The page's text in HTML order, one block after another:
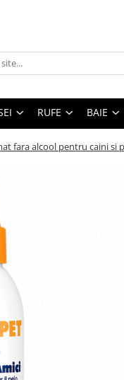
RUFE BAIE
fara alcool pentru caini si